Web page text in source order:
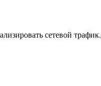
сетевой трафик.